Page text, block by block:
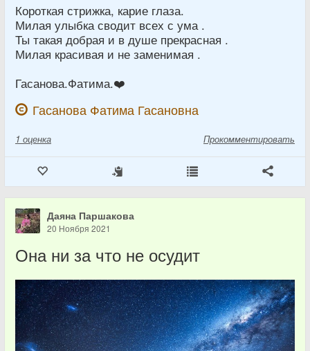
Короткая стрижка, карие глаза.
Милая улыбка сводит всех с ума .
Ты такая добрая и в душе прекрасная .
Милая красивая и не заменимая .
Гасанова.Фатима.❤️
Гасанова Фатима Гасановна
1 оценка Прокомментировать
Даяна Паршакова
20 Ноября 2021
Она ни за что не осудит